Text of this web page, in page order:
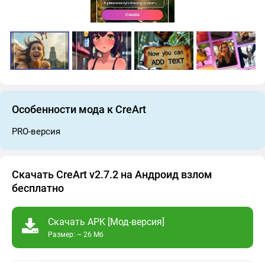
Особенности мода к CreArt
PRO-версия
Скачать CreArt v2.7.2 на Андроид взлом
бесплатно
Скачать APK [Мод-версия]
Размер: ~ 26 Мб